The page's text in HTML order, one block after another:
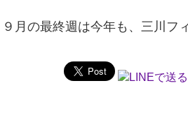
９月の最終週は今年も、三川フ